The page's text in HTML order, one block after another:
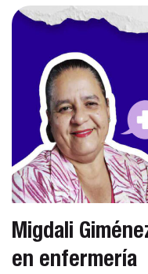
Migdali
en enfermería